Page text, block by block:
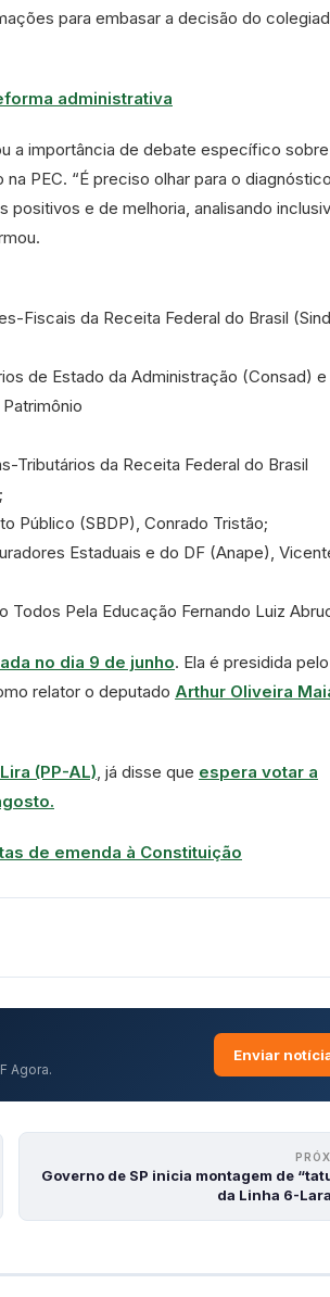
para embasar a decisão do
administrativa
a importância de debate específico
PEC. “É preciso olhar para o
e de melhoria, analisando
Fiscais da Receita Federal do Brasil
de Estado da Administração (Consad) e
Tributários da Receita Federal do Brasil
Público (SBDP), Conrado Tristão;
Estaduais e do DF (Anape),
Pela Educação Fernando Luiz
no dia 9 de junho. Ela é presidida pelo
relator o deputado Arthur Oliveira
(PP-AL), já disse que espera votar a
de emenda à Constituição
Agora.
Enviar
Governo de SP inicia montagem de
da Linha 6-